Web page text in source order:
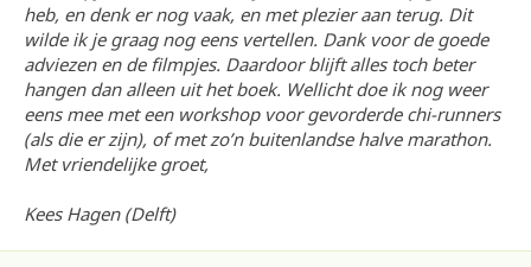
heb, en denk er nog vaak, en met plezier aan terug. Dit
wilde ik je graag nog eens vertellen. Dank voor de goede
adviezen en de filmpjes. Daardoor blijft alles toch beter
hangen dan alleen uit het boek. Wellicht doe ik nog weer
eens mee met een workshop voor gevorderde chi-runners
(als die er zijn), of met zo’n buitenlandse halve marathon.
Met vriendelijke groet,
Kees Hagen (Delft)